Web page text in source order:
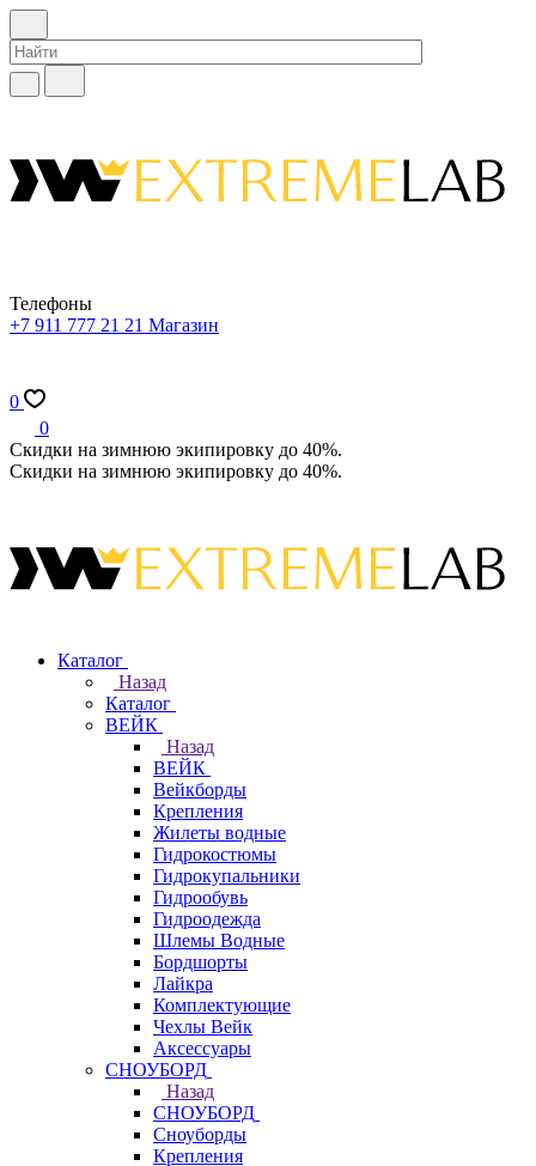
Телефоны
+7 911 777 21 21 Магазин
0
0
Скидки на зимнюю экипировку до 40%.
Скидки на зимнюю экипировку до 40%.
Каталог
Назад
Каталог
ВЕЙК
Назад
ВЕЙК
Вейкборды
Крепления
Жилеты водные
Гидрокостюмы
Гидрокупальники
Гидрообувь
Гидроодежда
Шлемы Водные
Бордшорты
Лайкра
Комплектующие
Чехлы Вейк
Аксессуары
СНОУБОРД
Назад
СНОУБОРД
Сноуборды
Крепления